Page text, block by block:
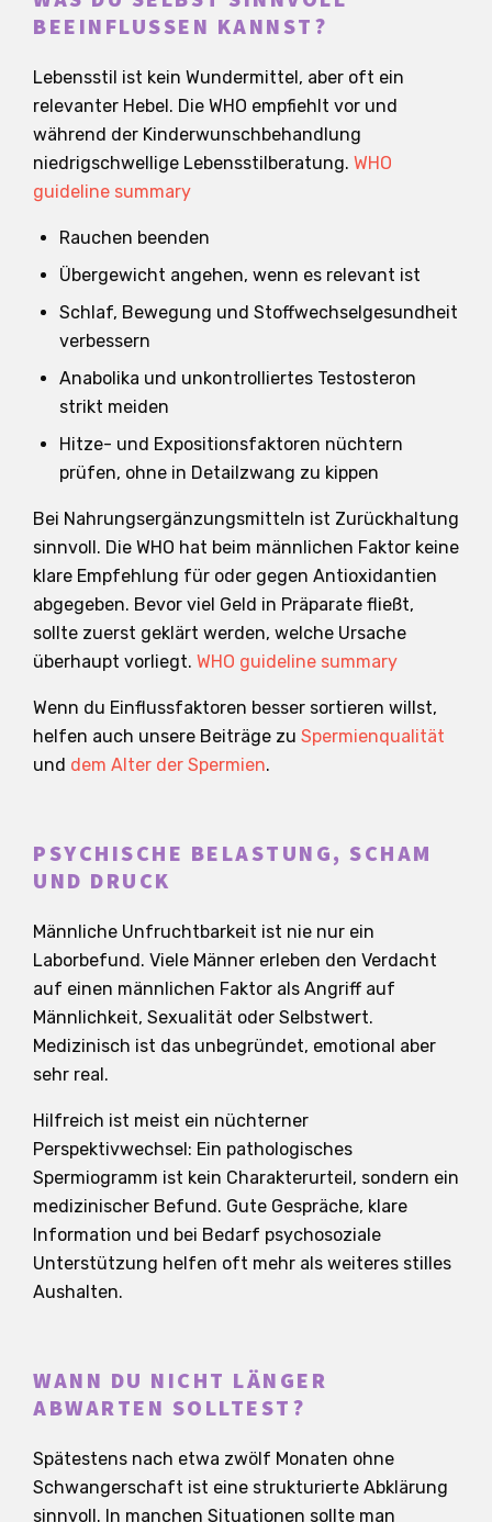
BEEINFLUSSEN KANNST?
Lebensstil ist kein Wundermittel, aber oft ein
relevanter Hebel. Die WHO empfiehlt vor und
während der Kinderwunschbehandlung
niedrigschwellige Lebensstilberatung. WHO
guideline summary
Rauchen beenden
Übergewicht angehen, wenn es relevant ist
Schlaf, Bewegung und Stoffwechselgesundheit
verbessern
Anabolika und unkontrolliertes Testosteron
strikt meiden
Hitze- und Expositionsfaktoren nüchtern
prüfen, ohne in Detailzwang zu kippen
Bei Nahrungsergänzungsmitteln ist Zurückhaltung
sinnvoll. Die WHO hat beim männlichen Faktor keine
klare Empfehlung für oder gegen Antioxidantien
abgegeben. Bevor viel Geld in Präparate fließt,
sollte zuerst geklärt werden, welche Ursache
überhaupt vorliegt. WHO guideline summary
Wenn du Einflussfaktoren besser sortieren willst,
helfen auch unsere Beiträge zu Spermienqualität
und dem Alter der Spermien.
PSYCHISCHE BELASTUNG, SCHAM
UND DRUCK
Männliche Unfruchtbarkeit ist nie nur ein
Laborbefund. Viele Männer erleben den Verdacht
auf einen männlichen Faktor als Angriff auf
Männlichkeit, Sexualität oder Selbstwert.
Medizinisch ist das unbegründet, emotional aber
sehr real.
Hilfreich ist meist ein nüchterner
Perspektivwechsel: Ein pathologisches
Spermiogramm ist kein Charakterurteil, sondern ein
medizinischer Befund. Gute Gespräche, klare
Information und bei Bedarf psychosoziale
Unterstützung helfen oft mehr als weiteres stilles
Aushalten.
WANN DU NICHT LÄNGER
ABWARTEN SOLLTEST?
Spätestens nach etwa zwölf Monaten ohne
Schwangerschaft ist eine strukturierte Abklärung
sinnvoll. In manchen Situationen sollte man